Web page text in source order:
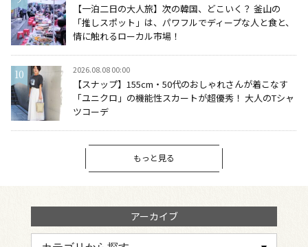
【一泊二日の大人旅】次の韓国、どこいく？ 釜山の
「推しスポット」は、パワフルでディープな人と食と、
情に触れるローカル市場！
2026.08.08 00:00
【スナップ】155cm・50代のおしゃれさんが着こなす
「ユニクロ」の機能性スカートが超優秀！ 大人のTシャ
ツコーデ
もっと見る
アーカイブ